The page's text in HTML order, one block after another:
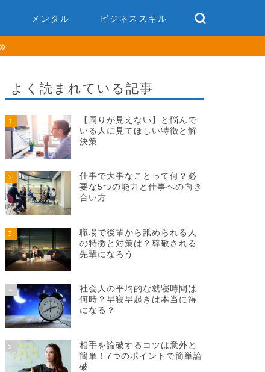
メンタル ビジネススキル
よく読まれている記事
1
【周りが見えない】と悩んで
いる人に見てほしい特徴と解
決策
2
仕事で大事なことって何？必
要な5つの能力と仕事への向き
合い方
3
職場で後輩から舐められる人
の特徴と対策は？尊敬される
先輩になろう
4
社会人の平均的な就寝時間は
何時？早寝早起きは本当に得
になる？
5
相手を論破するコツは意外と
簡単！7つのポイントで簡単論
破